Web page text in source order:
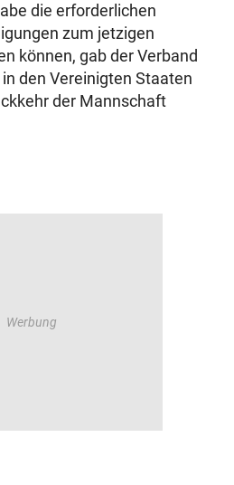
die erforderlichen
zum jetzigen
können, gab der Verband
den Vereinigten Staaten
der Mannschaft